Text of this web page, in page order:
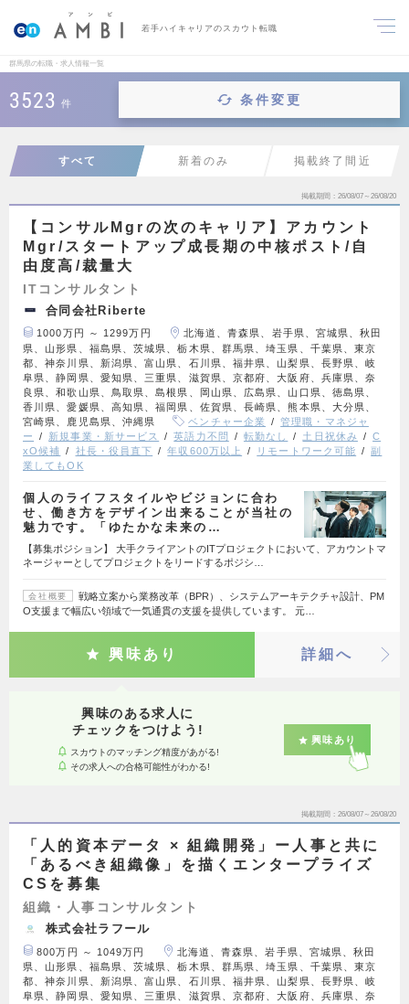
若手ハイキャリアのスカウト転職
群馬県の転職・求人情報一覧
3523 件 条件変更
すべて 新着のみ 掲載終了間近
掲載期間 26/08/07～26/08/20
【コンサルMgrの次のキャリア】アカウント
Mgr/スタートアップ成長期の中核ポスト/自
由度高/裁量大
ITコンサルタント
合同会社Riberte
1000万円 ～ 1299万円
北海道、青森県、岩手県、宮城県、秋田
県、山形県、福島県、茨城県、栃木県、群馬県、埼玉県、千葉県、東京
都、神奈川県、新潟県、富山県、石川県、福井県、山梨県、長野県、岐
阜県、静岡県、愛知県、三重県、滋賀県、京都府、大阪府、兵庫県、奈
良県、和歌山県、鳥取県、島根県、岡山県、広島県、山口県、徳島県、
香川県、愛媛県、高知県、福岡県、佐賀県、長崎県、熊本県、大分県、
宮崎県、鹿児島県、沖縄県
ベンチャー企業
管理職・マネジャ
ー
新規事業・新サービス 英語力不問 転勤なし 土日祝休み
C
xO候補
社長・役員直下 年収600万以上 リモートワーク可能
副
業してもOK
個人のライフスタイルやビジョンに合わ
せ、働き方をデザイン出来ることが当社の
魅力です。「ゆたかな未来の…
【募集ポジション】 大手クライアントのITプロジェクトにおいて、アカウントマ
ネージャーとしてプロジェクトをリードするポジシ…
会社概要
戦略立案から業務改革（BPR）、システムアーキテクチャ設計、PM
O支援まで幅広い領域で一気通貫の支援を提供しています。 元…
興味あり 詳細へ
興味のある求人に
チェックをつけよう!
スカウトのマッチング精度があがる!
その求人への合格可能性がわかる!
興味あり
掲載期間 26/08/07～26/08/20
「人的資本データ × 組織開発」ー人事と共に
「あるべき組織像」を描くエンタープライズ
CSを募集
組織・人事コンサルタント
株式会社ラフール
800万円 ～ 1049万円
北海道、青森県、岩手県、宮城県、秋田
県、山形県、福島県、茨城県、栃木県、群馬県、埼玉県、千葉県、東京
都、神奈川県、新潟県、富山県、石川県、福井県、山梨県、長野県、岐
阜県、静岡県、愛知県、三重県、滋賀県、京都府、大阪府、兵庫県、奈